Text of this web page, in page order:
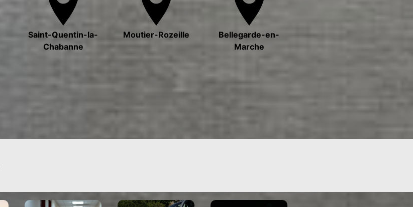
Saint-Quentin-la-
Chabanne
Moutier-Rozeille
Bellegarde-en-
Marche